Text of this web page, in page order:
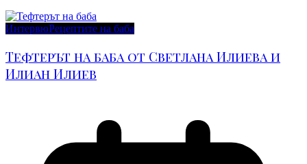
ИнтервюРецептите на баба
Тефтерът на баба от Светлана Илиева и
Илиан Илиев